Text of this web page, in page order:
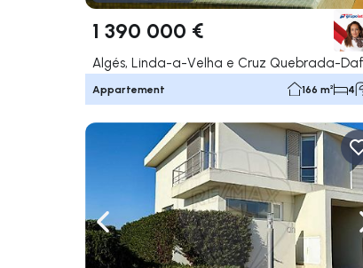
1 390 000 €
Appartement 166 m² 4
Naviguer vers la gauche